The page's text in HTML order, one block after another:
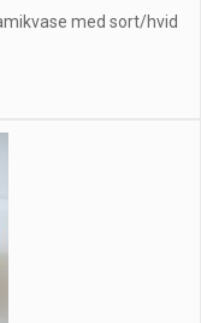
med sort/hvid